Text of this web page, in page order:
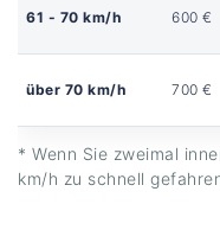
61 - 70 km/h 600 €
über 70 km/h 700 €
* Wenn Sie zweimal
km/h zu schnell